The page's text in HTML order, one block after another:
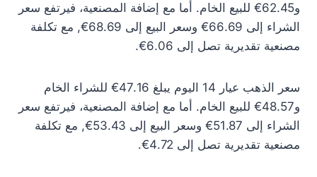
و62.45€ للبيع الخام. أما مع إضافة المصنعية، فيرتفع سعر
الشراء إلى 66.69€ وسعر البيع إلى 68.69€, مع تكلفة
مصنعية تقديرية تصل إلى 6.06€.
سعر الذهب عيار 14 اليوم يبلغ 47.16€ للشراء الخام
و48.57€ للبيع الخام. أما مع إضافة المصنعية، فيرتفع سعر
الشراء إلى 51.87€ وسعر البيع إلى 53.43€, مع تكلفة
مصنعية تقديرية تصل إلى 4.72€.